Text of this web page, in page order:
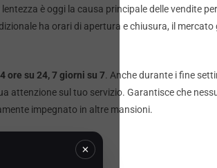
×
è oggi la causa principale delle vendite
ha orari di apertura e chiusura, il mercato
ore su 24, 7 giorni su 7. Anche durante i fine
attenzione sul tuo servizio. Garantisce che
impegnato in altre mansioni.